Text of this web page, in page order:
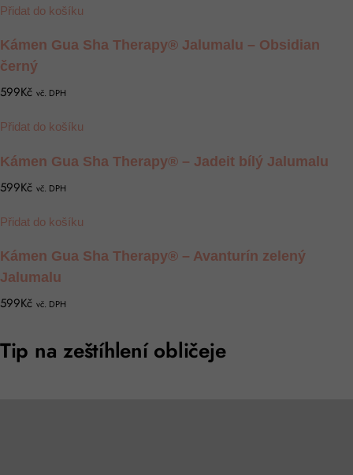
Přidat do košíku
Kámen Gua Sha Therapy® Jalumalu – Obsidian
černý
599Kč vč. DPH
Přidat do košíku
Kámen Gua Sha Therapy® – Jadeit bílý Jalumalu
599Kč vč. DPH
Přidat do košíku
Kámen Gua Sha Therapy® – Avanturín zelený
Jalumalu
599Kč vč. DPH
Tip na zeštíhlení obličeje